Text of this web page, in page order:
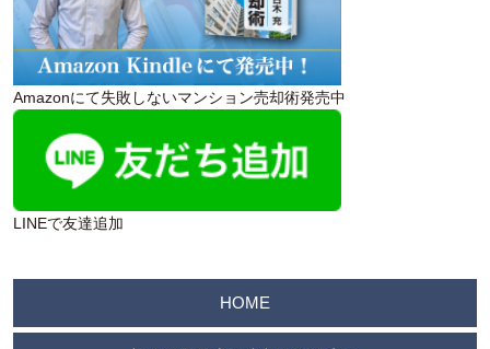
Amazonにて失敗しないマンション売却術発売中
LINEで友達追加
HOME